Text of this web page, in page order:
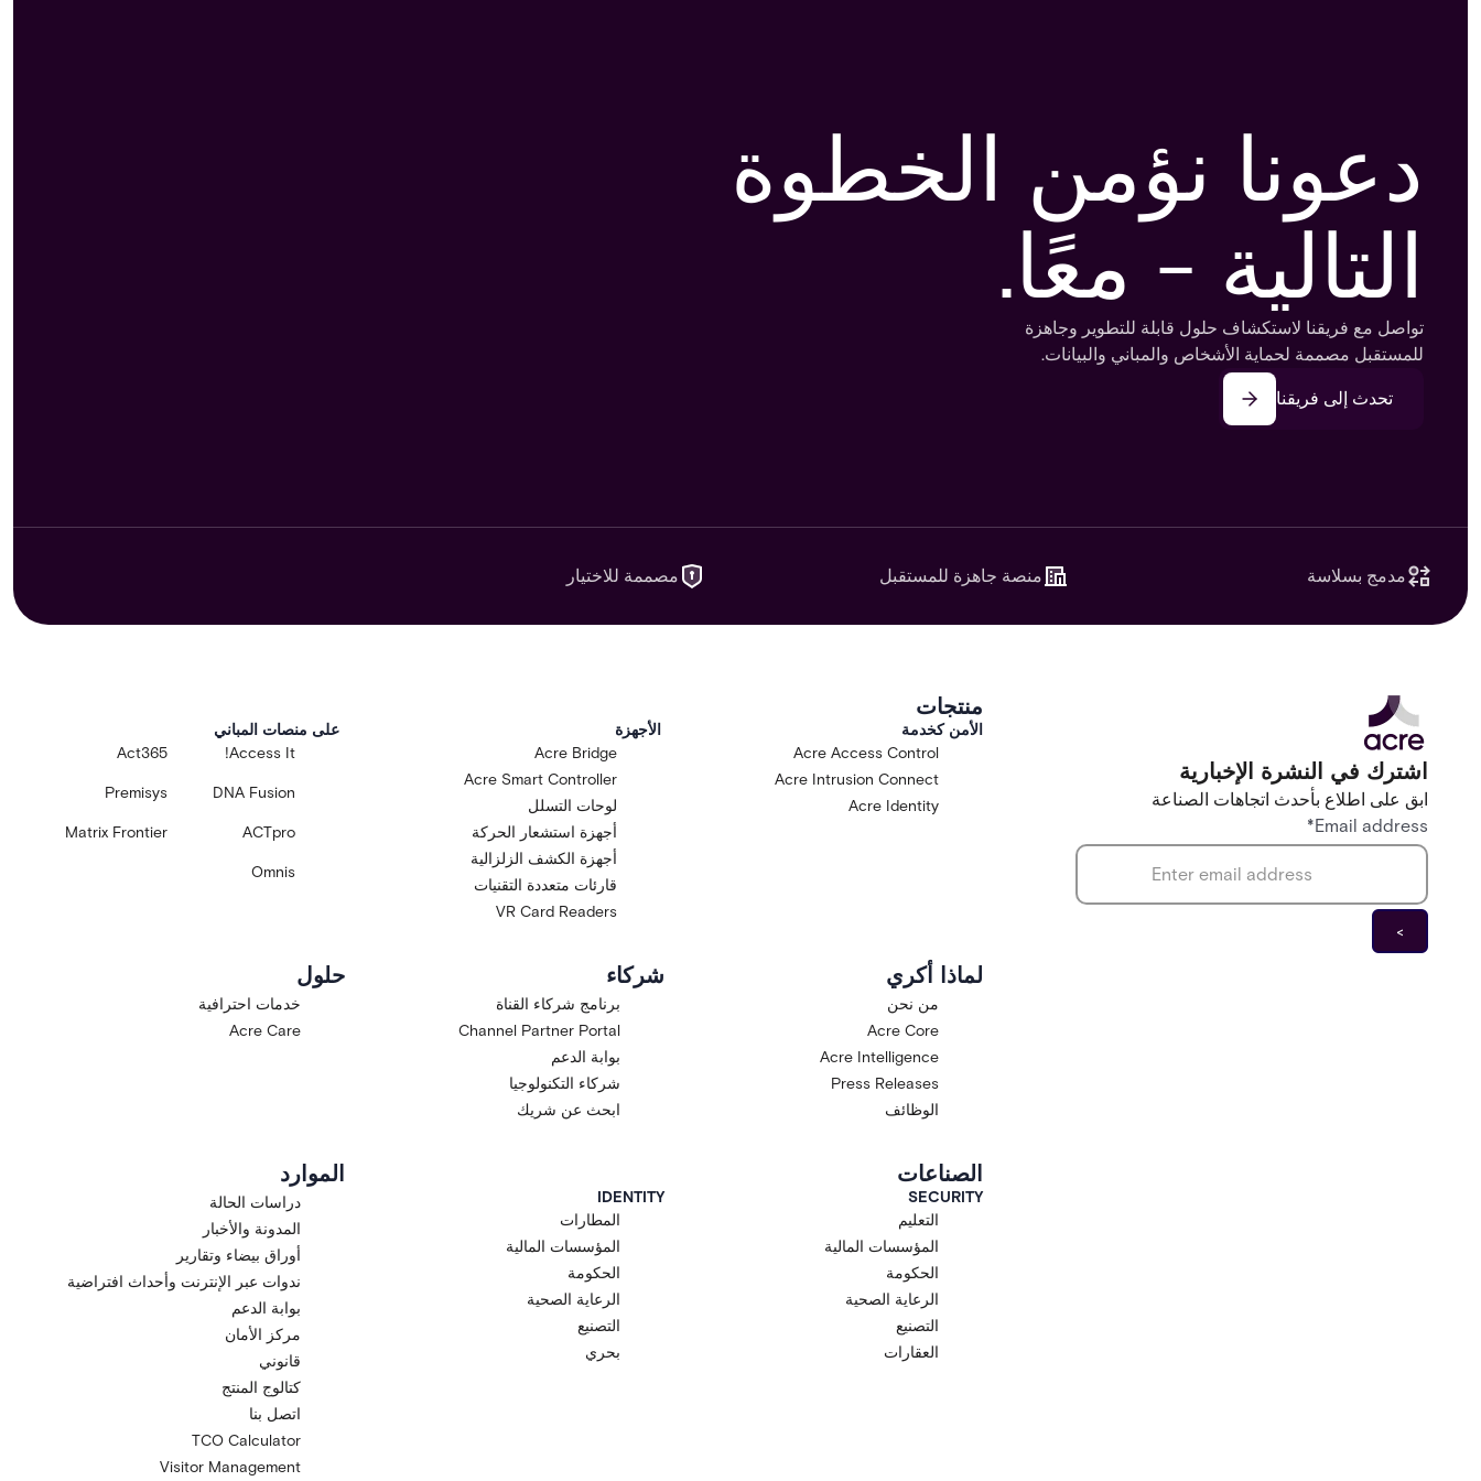
دعونا نؤمن الخطوة
التالية - معًا.
تواصل مع فريقنا لاستكشاف حلول قابلة للتطوير وجاهزة
للمستقبل مصممة لحماية الأشخاص والمباني والبيانات.
تحدث إلى فريقنا
مدمج بسلاسة منصة جاهزة للمستقبل مصممة للاختيار
اشترك في النشرة الإخبارية
ابق على اطلاع بأحدث اتجاهات الصناعة
Email address
*
منتجات
الأمن كخدمة
Acre Access Control
Acre Intrusion Connect
Acre Identity
الأجهزة
Acre Bridge
Acre Smart Controller
لوحات التسلل
أجهزة استشعار الحركة
أجهزة الكشف الزلزالية
قارئات متعددة التقنيات
VR Card Readers
على منصات المباني
Access It!
Act365
DNA Fusion
Premisys
ACTpro
Matrix Frontier
Omnis
لماذا أكري
من نحن
Acre Core
Acre Intelligence
Press Releases
الوظائف
شركاء
برنامج شركاء القناة
Channel Partner Portal
بوابة الدعم
شركاء التكنولوجيا
ابحث عن شريك
حلول
خدمات احترافية
Acre Care
الصناعات
SECURITY
التعليم
المؤسسات المالية
الحكومة
الرعاية الصحية
التصنيع
العقارات
IDENTITY
المطارات
المؤسسات المالية
الحكومة
الرعاية الصحية
التصنيع
بحري
الموارد
دراسات الحالة
المدونة والأخبار
أوراق بيضاء وتقارير
ندوات عبر الإنترنت وأحداث افتراضية
بوابة الدعم
مركز الأمان
قانوني
كتالوج المنتج
اتصل بنا
TCO Calculator
Visitor Management